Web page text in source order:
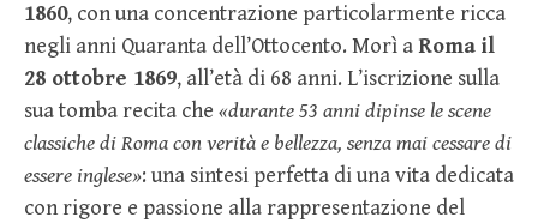
1860, con una concentrazione particolarmente ricca
negli anni Quaranta dell’Ottocento. Morì aRoma il
28 ottobre 1869, all’età di 68 anni. L’iscrizione sulla
sua tomba recita che «durante 53 anni dipinse le scene
classiche di Roma con verità e bellezza, senza mai cessare di
essere inglese»: una sintesi perfetta di una vita dedicata
con rigore e passione alla rappresentazione del